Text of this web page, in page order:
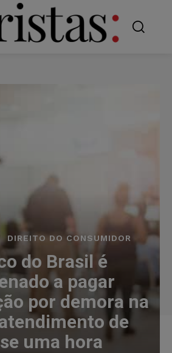
DIREITO DO CONSUMIDOR
do Brasil é
a pagar
por demora na
de
uma hora